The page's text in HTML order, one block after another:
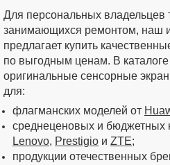
Для персональных владельцев
занимающихся ремонтом, наш
предлагает купить
по выгодным ценам. В
оригинальные сенсорные
для:
флагманских моделей от
среднеценовых и бюджетных
Lenovo, Prestigio и ZTE;
продукции отечественных